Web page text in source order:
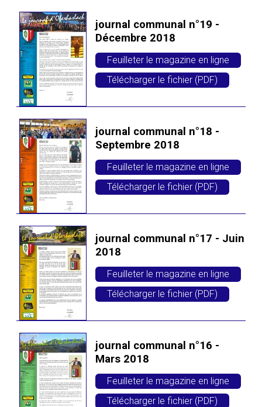
journal communal n°19 -
Décembre 2018
Feuilleter le magazine en ligne
Télécharger le fichier (PDF)
journal communal n°18 -
Septembre 2018
Feuilleter le magazine en ligne
Télécharger le fichier (PDF)
journal communal n°17 - Juin
2018
Feuilleter le magazine en ligne
Télécharger le fichier (PDF)
journal communal n°16 -
Mars 2018
Feuilleter le magazine en ligne
Télécharger le fichier (PDF)